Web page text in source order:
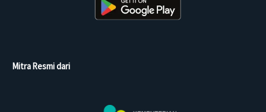
Mitra Resmi dari